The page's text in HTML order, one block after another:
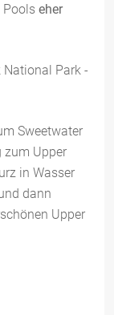
Pools eher
Sweetwater
zum Upper
in Wasser
dann
Upper